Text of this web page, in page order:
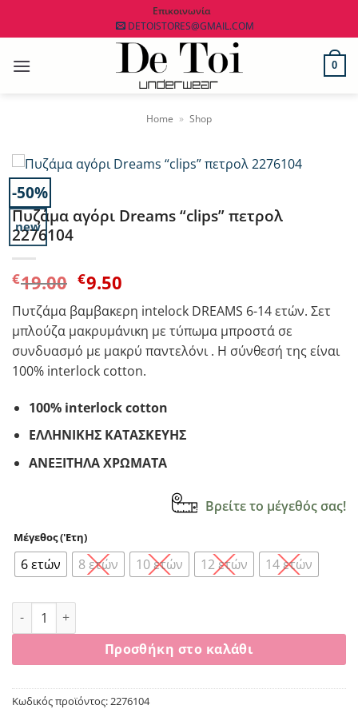
Επικοινωνία
DETOISTORES@GMAIL.COM
0
Home » Shop
-50%
new
Πυζάμα αγόρι Dreams “clips” πετρολ
2276104
€19.00 Original
price
was:
€19.00.
€9.50Η
τρέχουσα
τιμή
είναι:
€9.50.
Πυτζάμα βαμβακερη intelock DREAMS 6-14 ετών. Σετ
μπλούζα μακρυμάνικη με τύπωμα μπροστά σε
συνδυασμό με μακρύ παντελόνι . Η σύνθεσή της είναι
100% interlock cotton.
100% interlock cotton
ΕΛΛΗΝΙΚΗΣ ΚΑΤΑΣΚΕΥΗΣ
ΑΝΕΞΙΤΗΛΑ ΧΡΩΜΑΤΑ
Βρείτε το μέγεθός σας!
Μέγεθος ('Ετη)
6 ετών 8 ετών 10 ετών 12 ετών 14 ετών
Πυζάμα αγόρι Dreams “clips” πετρολ 2276104 ποσότητα
Προσθήκη στο καλάθι
Κωδικός προϊόντος: 2276104